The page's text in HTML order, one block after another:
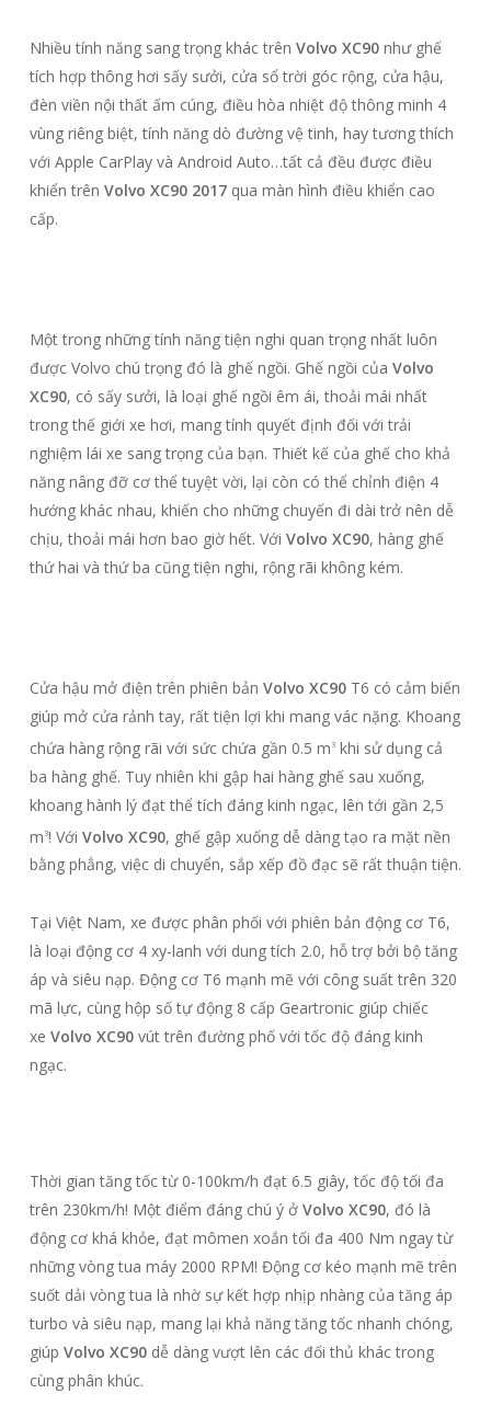
Nhiều tính năng sang trọng khác trên Volvo XC90như ghế
tích hợp thông hơi sấy sưởi, cửa sổ trời góc rộng, cửa hậu,
đèn viền nội thất ấm cúng, điều hòa nhiệt độ thông minh 4
vùng riêng biệt, tính năng dò đường vệ tinh, hay tương thích
với Apple CarPlay và Android Auto…tất cả đều được điều
khiển trên Volvo XC90 2017qua màn hình điều khiển cao
cấp.
Một trong những tính năng tiện nghi quan trọng nhất luôn
được Volvo chú trọng đó là ghế ngồi. Ghế ngồi của Volvo
XC90, có sấy sưởi, là loại ghế ngồi êm ái, thoải mái nhất
trong thế giới xe hơi, mang tính quyết định đối với trải
nghiệm lái xe sang trọng của bạn. Thiết kế của ghế cho khả
năng nâng đỡ cơ thể tuyệt vời, lại còn có thể chỉnh điện 4
hướng khác nhau, khiến cho những chuyến đi dài trở nên dễ
chịu, thoải mái hơn bao giờ hết. Với Volvo XC90, hàng ghế
thứ hai và thứ ba cũng tiện nghi, rộng rãi không kém.
Cửa hậu mở điện trên phiên bản Volvo XC90T6 có cảm biến
giúp mở cửa rảnh tay, rất tiện lợi khi mang vác nặng. Khoang
chứa hàng rộng rãi với sức chứa gần 0.5 m3khi sử dụng cả
ba hàng ghế. Tuy nhiên khi gập hai hàng ghế sau xuống,
khoang hành lý đạt thể tích đáng kinh ngạc, lên tới gần 2,5
m 3! Với Volvo XC90, ghế gập xuống dễ dàng tạo ra mặt nền
bằng phẳng, việc di chuyển, sắp xếp đồ đạc sẽ rất thuận tiện.
Tại Việt Nam, xe được phân phối với phiên bản động cơ T6,
là loại động cơ 4 xy-lanh với dung tích 2.0, hỗ trợ bởi bộ tăng
áp và siêu nạp. Động cơ T6 mạnh mẽ với công suất trên 320
mã lực, cùng hộp số tự động 8 cấp Geartronic giúp chiếc
xe Volvo XC90vút trên đường phố với tốc độ đáng kinh
ngạc.
Thời gian tăng tốc từ 0-100km/h đạt 6.5 giây, tốc độ tối đa
trên 230km/h! Một điểm đáng chú ý ở Volvo XC90, đó là
động cơ khá khỏe, đạt mômen xoắn tối đa 400 Nm ngay từ
những vòng tua máy 2000 RPM! Động cơ kéo mạnh mẽ trên
suốt dải vòng tua là nhờ sự kết hợp nhịp nhàng của tăng áp
turbo và siêu nạp, mang lại khả năng tăng tốc nhanh chóng,
giúp Volvo XC90dễ dàng vượt lên các đối thủ khác trong
cùng phân khúc.